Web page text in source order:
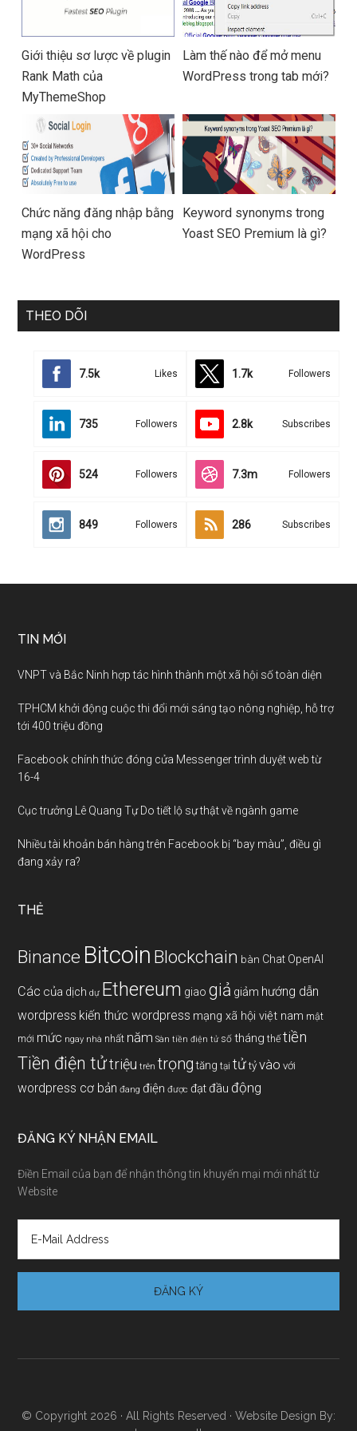
Giới thiệu sơ lược về plugin
Rank Math của
MyThemeShop
Làm thế nào để mở menu
WordPress trong tab mới?
Chức năng đăng nhập bằng
mạng xã hội cho
WordPress
Keyword synonyms trong
Yoast SEO Premium là gì?
THEO DÕI
7.5k Likes 1.7k Followers
735 Followers 2.8k Subscribes
524 Followers 7.3m Followers
849 Followers 286 Subscribes
TIN MỚI
VNPT và Bắc Ninh hợp tác hình thành một xã hội số toàn diện
TPHCM khởi động cuộc thi đổi mới sáng tạo nông nghiệp, hỗ trợ
tới 400 triệu đồng
Facebook chính thức đóng cửa Messenger trình duyệt web từ
16-4
Cục trưởng Lê Quang Tự Do tiết lộ sự thật về ngành game
Nhiều tài khoản bán hàng trên Facebook bị “bay màu”, điều gì
đang xảy ra?
THẺ
Binance Bitcoin Blockchain bàn Chat OpenAI
Các của dịch dự Ethereum giao giả giảm hướng dẫn
wordpress kiến thức wordpress mạng xã hội việt nam mật
mới mức ngay nhà nhất năm Sàn tiền điện tử số tháng thế tiền
Tiền điện tửtriệu trên trọng tăng tại tử tỷ vào với
wordpress cơ bản đang điện được đạtđầu động
ĐĂNG KÝ NHẬN EMAIL
Điền Email của bạn để nhận thông tin khuyến mại mới nhất từ
Website
© Copyright 2026 · All Rights Reserved · Website Design By: